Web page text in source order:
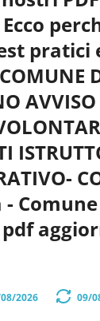
pratici
AVVISO
2026 09/